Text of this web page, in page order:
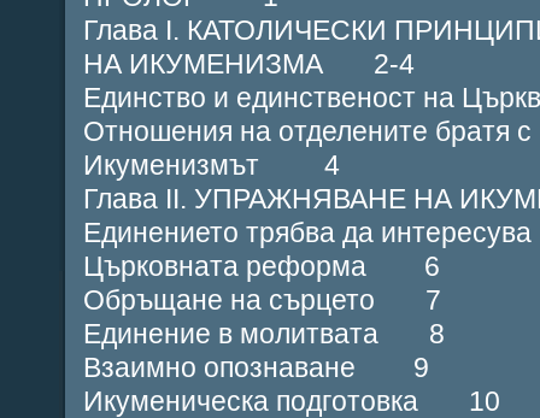
Глава І. КАТОЛИЧЕСКИ
НА ИКУМЕНИЗМА 2-4
Единство и единственост на
Отношения на отделените братя
Икуменизмът 4
Глава ІІ. УПРАЖНЯВАНЕ НА
Единението трябва да
Църковната реформа 6
Обръщане на сърцето 7
Единение в молитвата 8
Взаимно опознаване 9
Икуменическа подготовка 10